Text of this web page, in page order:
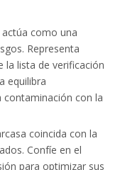
como una
Representa
la lista de verificación
equilibra
con la
coincida con la
Confíe en el
para optimizar sus